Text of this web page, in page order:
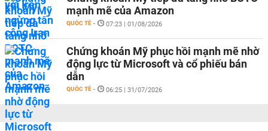
mạnh mẽ của Amazon
QUỐC TẾ - 07:23 | 01/08/2026
Chứng khoán Mỹ phục hồi mạnh mẽ nhờ
động lực từ Microsoft và cổ phiếu bán
dẫn
QUỐC TẾ - 06:25 | 31/07/2026